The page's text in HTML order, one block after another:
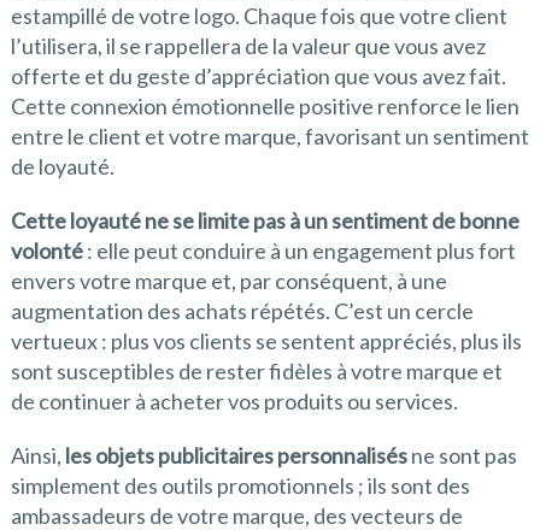
estampillé de votre logo. Chaque fois que votre client
l’utilisera, il se rappellera de la valeur que vous avez
offerte et du geste d’appréciation que vous avez fait.
Cette connexion émotionnelle positive renforce le lien
entre le client et votre marque, favorisant un sentiment
de loyauté.
Cette loyauté ne se limite pas à un sentiment de bonne
volonté: elle peut conduire à un engagement plus fort
envers votre marque et, par conséquent, à une
augmentation des achats répétés. C’est un cercle
vertueux : plus vos clients se sentent appréciés, plus ils
sont susceptibles de rester fidèles à votre marque et
de continuer à acheter vos produits ou services.
Ainsi, les objets publicitaires personnalisésne sont pas
simplement des outils promotionnels ; ils sont des
ambassadeurs de votre marque, des vecteurs de